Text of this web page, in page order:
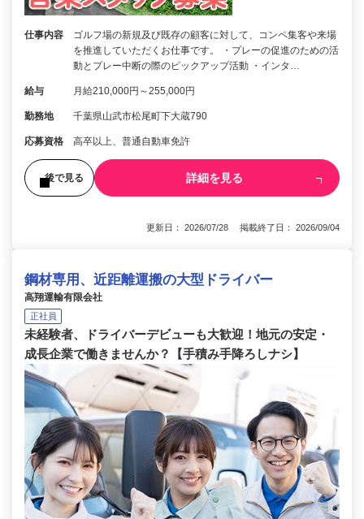
仕事内容
ゴルフ場の新規及び既存の顧客に対して、コンペ集客や来場
を推進していただくお仕事です。 ・プレーの促進のための活
動とプレー中断の際のピックアップ活動 ・インタ…
給与 月給210,000円～255,000円
勤務地 千葉県山武市松尾町下大蔵790
応募資格 高卒以上、普通自動車免許
後で見る 詳細を見る
更新日： 2026/07/28 掲載終了日： 2026/09/04
鋼材専用、近距離運搬の大型ドライバー
高翔運輸有限会社
正社員
未経験者、ドライバーデビューも大歓迎！地元の安定・
成長企業で働きませんか？【手積み手降ろしナシ】